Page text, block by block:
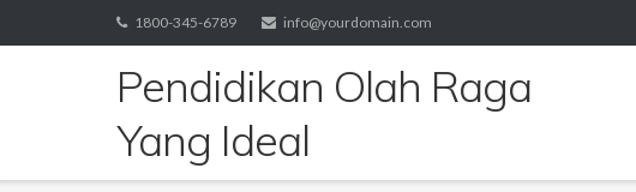
to
1800-345-6789 info@yourdomain.com
Pendidikan Olah Raga
Yang Ideal